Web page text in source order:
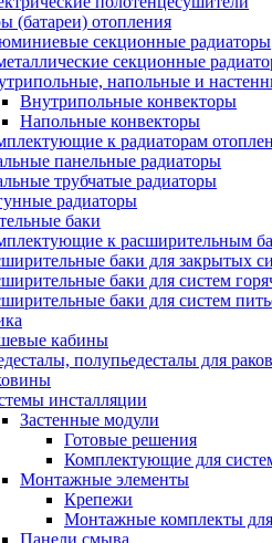
(батареи) отопления
секционные радиаторы
секционные
напольные и
Внутрипольные конвекторы
Напольные конвекторы
к радиаторам
панельные радиаторы
трубчатые радиаторы
радиаторы
баки
к расширительным
баки для закрытых
баки для систем
баки для систем
кабины
полупьедесталы для
инсталляции
Застенные модули
Готовые решения
Комплектующие для
Монтажные элементы
Крепежи
Монтажные комплекты
Панели смыва